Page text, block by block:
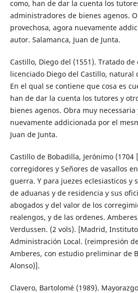
como, han de dar la cuenta los
administradores de bienes agenos.
provechosa, agora nuevamente
autor. Salamanca, Juan de Junta.
Castillo, Diego del (1551). Tratado
licenciado Diego del Castillo, natural
En el qual se contiene que cosa es
han de dar la cuenta los tutores y
bienes agenos. Obra muy
nuevamente addicionada por el
Juan de Junta.
Castillo de Bobadilla, Jerónimo (1704
corregidores y Señores de vasallos
guerra. Y para juezes eclesiasticos y
de aduanas y de residencia y sus
abogados y del valor de los
realengos, y de las ordenes.
Verdussen. (2 vols). [Madrid,
Administración Local. (reimpresión
Amberes, con estudio preliminar de
Alonso)].
Clavero, Bartolomé (1989).